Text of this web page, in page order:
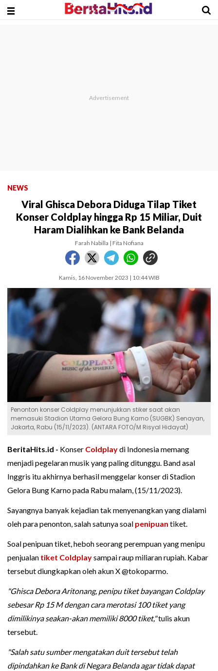
NEWS
Viral Ghisca Debora Diduga Tilap Tiket
Konser Coldplay hingga Rp 15 Miliar, Duit
Haram Dialihkan ke Bank Belanda
Farah Nabilla | Fita Nofiana
Kamis, 16 November 2023 | 10:44 WIB
Penonton konser Coldplay menunjukkan stiker saat akan
memasuki Stadion Utama Gelora Bung Karno (SUGBK) Senayan,
Jakarta, Rabu (15/11/2023). (ANTARA FOTO/M Risyal Hidayat)
BeritaHits.id - Konser Coldplaydi Indonesia memang
menjadi pegelaran musik yang paling ditunggu. Band asal
Inggris itu akhirnya berhasil menggelar konser di Stadion
Gelora Bung Karno pada Rabu malam, (15/11/2023).
Sayangnya banyak kejadian tak menyenangkan yang dialami
oleh para penonton, salah satunya soal penipuan tiket.
Soal penipuan tiket, heboh seorang perempuan yang menipu
penjualan tiket Coldplaysampai raup miliaran rupiah. Kabar
tersebut diungkapkan oleh akun X @tokoparmo.
"Ghisca Debora Aritonang, penipu tiket bayangan Coldplay
sebesar Rp 15 M dengan cara merotasi 100 tiket yang
dimilikinya seakan-akan memiliki 8000 tiket,"tulis akun
tersebut.
"Salah satu sumber mengatakan duit tersebut telah
dipindahkan ke Bank di Negara Belanda agar tidak dapat